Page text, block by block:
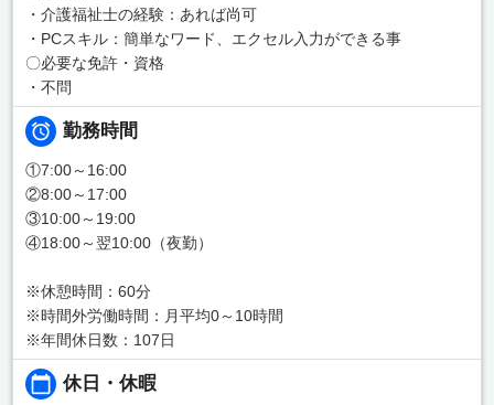
・介護福祉士の経験：あれば尚可
・PCスキル：簡単なワード、エクセル入力ができる事
〇必要な免許・資格
・不問
勤務時間
①7:00～16:00
②8:00～17:00
③10:00～19:00
④18:00～翌10:00（夜勤）
※休憩時間：60分
※時間外労働時間：月平均0～10時間
※年間休日数：107日
休日・休暇